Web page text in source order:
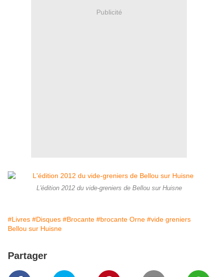
Publicité
L'édition 2012 du vide-greniers de Bellou sur Huisne
#Livres #Disques #Brocante #brocante Orne #vide greniers
Bellou sur Huisne
Partager